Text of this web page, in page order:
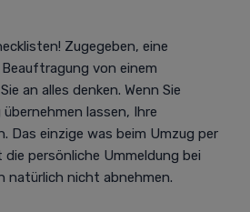
Zugegeben, eine
von einem
an alles denken. Wenn Sie
lassen, Ihre
einzige was beim Umzug per
persönliche Ummeldung bei
natürlich nicht abnehmen.